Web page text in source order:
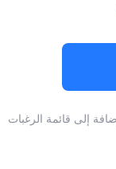
إلى قائمة الرغبات